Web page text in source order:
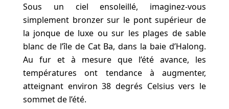
Sous un ciel ensoleillé, imaginez-vous
simplement bronzer sur le pont supérieur de
la jonque de luxe ou sur les plages de sable
blanc de l’île de Cat Ba, dans la baie d’Halong.
Au fur et à mesure que l’été avance, les
températures ont tendance à augmenter,
atteignant environ 38 degrés Celsius vers le
sommet de l’été.